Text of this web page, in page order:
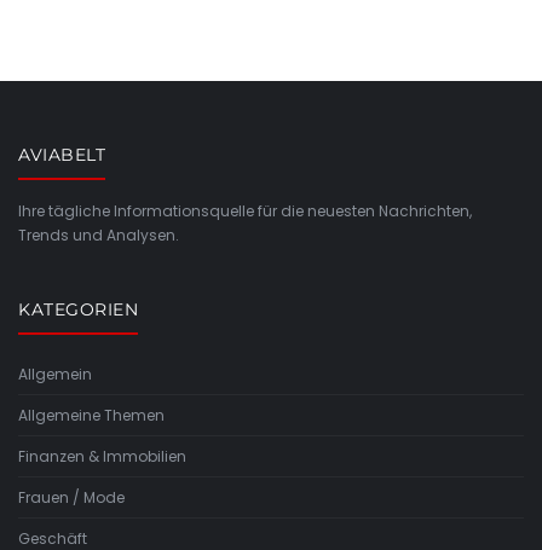
AVIABELT
Ihre tägliche Informationsquelle für die neuesten Nachrichten,
Trends und Analysen.
KATEGORIEN
Allgemein
Allgemeine Themen
Finanzen & Immobilien
Frauen / Mode
Geschäft